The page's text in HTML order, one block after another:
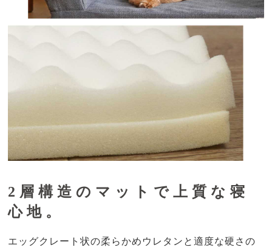
2層構造のマットで上質な寝
心地。
エッグクレート状の柔らかめウレタンと適度な硬さの